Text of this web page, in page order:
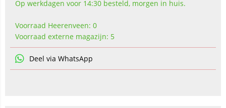
Op werkdagen voor 14:30 besteld, morgen in huis.
Voorraad Heerenveen: 0
Voorraad externe magazijn: 5
Deel via WhatsApp